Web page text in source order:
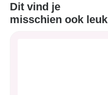
Dit vind je
misschien ook leuk